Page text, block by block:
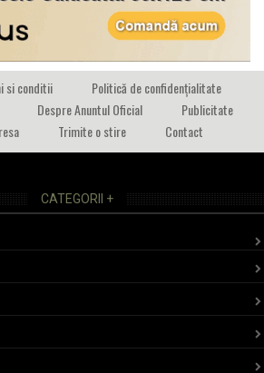
si conditii
Politică de confidențialitate
Despre Anuntul Oficial
Publicitate
Trimite o stire Contact
CATEGORII +